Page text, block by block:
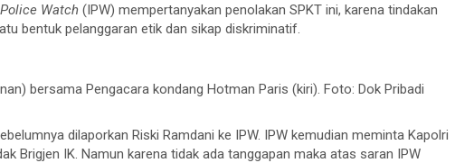
Watch (IPW) mempertanyakan penolakan SPKT ini, karena tindakan
bentuk pelanggaran etik dan sikap diskriminatif.
bersama Pengacara kondang Hotman Paris (kiri). Foto: Dok Pribadi
dilaporkan Riski Ramdani ke IPW. IPW kemudian meminta Kapolri
Brigjen IK. Namun karena tidak ada tanggapan maka atas saran IPW